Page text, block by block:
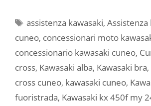
Tag
assistenza kawasaki,Assistenza
cuneo, concessionari moto
concessionario kawasaki cuneo,
cross, Kawasaki alba, Kawasaki bra,
cross cuneo, kawasaki cuneo,
fuoristrada, Kawasaki kx 450f my